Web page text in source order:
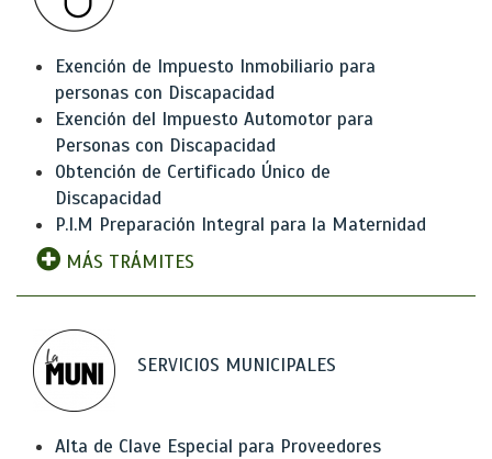
Exención de Impuesto Inmobiliario para
personas con Discapacidad
Exención del Impuesto Automotor para
Personas con Discapacidad
Obtención de Certificado Único de
Discapacidad
P.I.M Preparación Integral para la Maternidad
MÁS TRÁMITES
SERVICIOS MUNICIPALES
Alta de Clave Especial para Proveedores